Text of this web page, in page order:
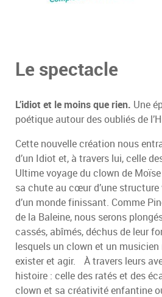
Le spectacle
L’idiot et le moins que rien. Une
poétique autour des oubliés de
Cette nouvelle création nous
d’un Idiot et, à travers lui, celle
Ultime voyage du clown de
sa chute au cœur d’une structure
d’un monde finissant. Comme
de la Baleine, nous serons
cassés, abîmés, déchus de leur
lesquels un clown et un
exister et agir. À travers leurs
histoire : celle des ratés et des
clown et sa créativité enfantine